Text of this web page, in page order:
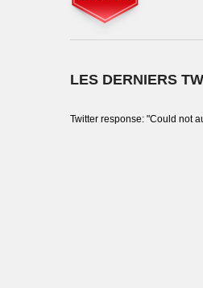
LES DERNIERS
Twitter response: "Could not